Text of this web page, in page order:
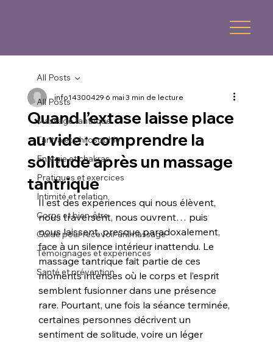
All Posts
Massage tantrique
Tantra et philosophie
Energie et chakras
Pratiques et exercices
Intimité et relation
Corps et bien-être
Guide pour recevoir un massage
Témoignages et expériences
Santé et prévention
All Posts
Quand l’extase laisse place
au vide : comprendre la
solitude après un massage
tantrique
info143004296 mai3 min de lecture
Il est des expériences qui nous élèvent,
nous traversent, nous ouvrent… puis
nous laissent, presque paradoxalement,
face à un silence intérieur inattendu. Le
massage tantrique fait partie de ces
moments intenses où le corps et l’esprit
semblent fusionner dans une présence
rare. Pourtant, une fois la séance terminée,
certaines personnes décrivent un
sentiment de solitude, voire un léger